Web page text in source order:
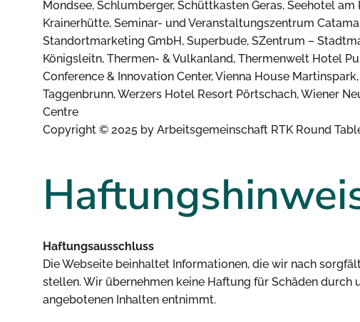
Mondsee, Schlumberger, Schüttkasten Geras, Seehotel
Krainerhütte, Seminar- und Veranstaltungszentrum
Standortmarketing GmbH, Superbude, SZentrum –
Königsleitn, Thermen- & Vulkanland, Thermenwelt Hotel
Conference & Innovation Center, Vienna House
Taggenbrunn, Werzers Hotel Resort Pörtschach, Wiener
Centre
Copyright © 2025 by Arbeitsgemeinschaft RTK Round
Haftungsausschluss
Die Webseite beinhaltet Informationen, die wir nach
stellen. Wir übernehmen keine Haftung für Schäden
angebotenen Inhalten entnimmt.